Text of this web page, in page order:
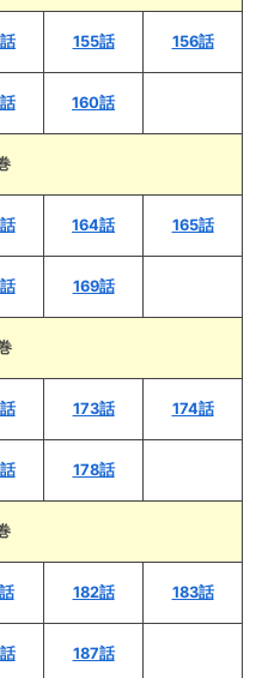
155話 156話
160話
164話 165話
169話
173話 174話
178話
182話 183話
187話